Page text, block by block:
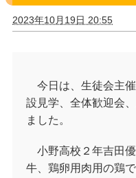
2023年10月19日 20:55
今日は、生徒会主
設見学、全体歓迎会
ました。
小野高校２年吉田
牛、鶏卵用肉用の鶏